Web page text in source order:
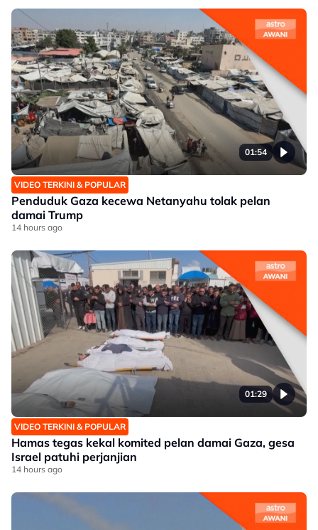
01:54
VIDEO TERKINI & POPULAR
Penduduk Gaza kecewa Netanyahu tolak pelan
damai Trump
14 hours ago
01:29
VIDEO TERKINI & POPULAR
Hamas tegas kekal komited pelan damai Gaza, gesa
Israel patuhi perjanjian
14 hours ago